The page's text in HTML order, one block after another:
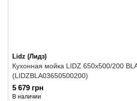
Lidz (Лидз)
Кухонная мойка LIDZ 650x500/200
(LIDZBLA03650500200)
5 679 грн
В наличии